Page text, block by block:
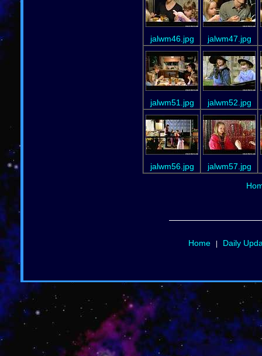
jalwm46.jpg jalwm47.jpg
jalwm51.jpg jalwm52.jpg
jalwm56.jpg jalwm57.jpg
Home| Daily